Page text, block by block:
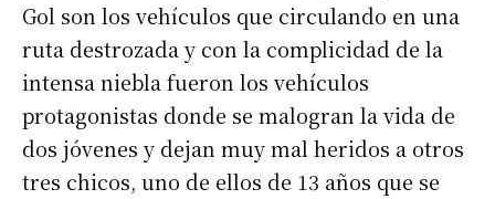
Gol son los vehículos que circulando en una
ruta destrozada y con la complicidad de la
intensa niebla fueron los vehículos
protagonistas donde se malogran la vida de
dos jóvenes y dejan muy mal heridos a otros
tres chicos, uno de ellos de 13 años que se